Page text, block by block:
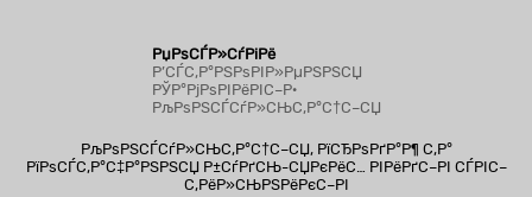
РџРѕСЃР»СѓРіРё
Р’СЃС‚Р°РЅРѕРІР»РµРЅРЅСЏ
РЎР°РјРѕРІРёРІС–Р·
РљРѕРЅСЃСѓР»СЊС‚Р°С†С–СЏ
РљРѕРЅСЃСѓР»СЊС‚Р°С†С–СЏ, РїСЂРѕРґР°Р¶ С‚Р°
РїРѕСЃС‚Р°С‡Р°РЅРЅСЏ Р±СѓРґСЊ-СЏРєРёС… РІРёРґС–РІ СЃРІС–
С‚РёР»СЊРЅРёРєС–РІ